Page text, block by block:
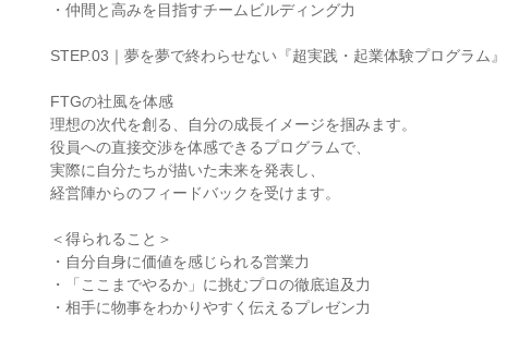
・仲間と高みを目指すチームビルディング力
STEP.03｜夢を夢で終わらせない『超実践・起業体験プログラム』
FTGの社風を体感
理想の次代を創る、自分の成長イメージを掴みます。
役員への直接交渉を体感できるプログラムで、
実際に自分たちが描いた未来を発表し、
経営陣からのフィードバックを受けます。
＜得られること＞
・自分自身に価値を感じられる営業力
・「ここまでやるか」に挑むプロの徹底追及力
・相手に物事をわかりやすく伝えるプレゼン力